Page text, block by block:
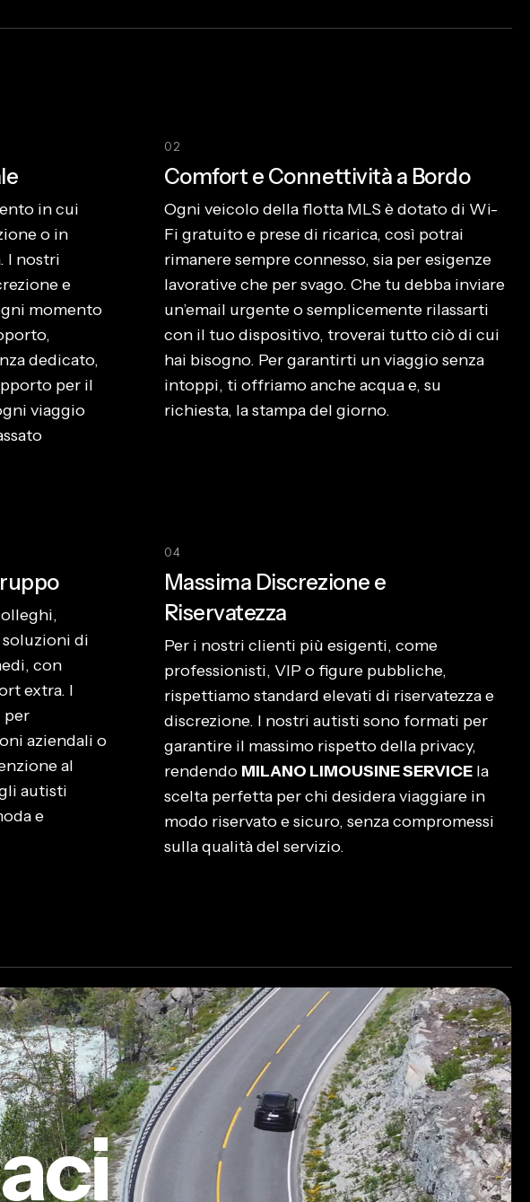
in cui
o in
I nostri
e
momento
dedicato,
per il
viaggio
02
Comfort e Connettività a Bordo
Ogni veicolo della flotta MLS è dotato di Wi-
Fi gratuito e prese di ricarica, così potrai
rimanere sempre connesso, sia per esigenze
lavorative che per svago. Che tu debba inviare
un’email urgente o semplicemente rilassarti
con il tuo dispositivo, troverai tutto ciò di cui
hai bisogno. Per garantirti un viaggio senza
intoppi, ti offriamo anche acqua e, su
richiesta, la stampa del giorno.
di
con
extra. I
per
aziendali o
al
autisti
e
04
Massima Discrezione e
Riservatezza
Per i nostri clienti più esigenti, come
professionisti, VIP o figure pubbliche,
rispettiamo standard elevati di riservatezza e
discrezione. I nostri autisti sono formati per
garantire il massimo rispetto della privacy,
rendendo MILANO LIMOUSINE SERVICEla
scelta perfetta per chi desidera viaggiare in
modo riservato e sicuro, senza compromessi
sulla qualità del servizio.